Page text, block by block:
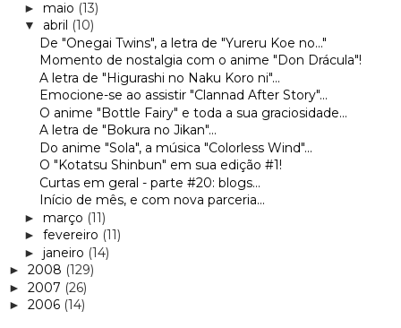
► maio (13)
▼ abril (10)
De "Onegai Twins", a letra de "Yureru Koe no..."
Momento de nostalgia com o anime "Don Drácula"!
A letra de "Higurashi no Naku Koro ni"...
Emocione-se ao assistir "Clannad After Story"...
O anime "Bottle Fairy" e toda a sua graciosidade...
A letra de "Bokura no Jikan"...
Do anime "Sola", a música "Colorless Wind"...
O "Kotatsu Shinbun" em sua edição #1!
Curtas em geral - parte #20: blogs...
Início de mês, e com nova parceria...
► março (11)
► fevereiro (11)
► janeiro (14)
► 2008 (129)
► 2007 (26)
► 2006 (14)